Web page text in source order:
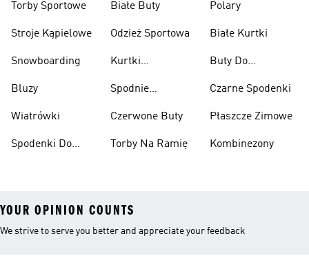
Torby Sportowe
Stroje Kąpielowe
Snowboarding
Bluzy
Wiatrówki
Spodenki Do
Białe Buty
Odzież Sportowa
Kurtki
Spodnie
Czerwone Buty
Torby Na Ramię
Polary
Białe Kurtki
Buty Do
Czarne Spodenki
Płaszcze Zimowe
Kombinezony
YOUR OPINION COUNTS
We strive to serve you better and appreciate your feedback